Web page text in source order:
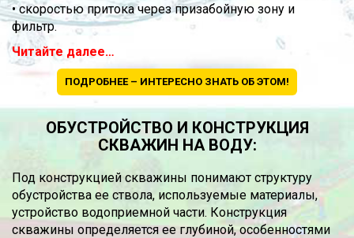
• скоростью притока через призабойную зону и
фильтр.
Читайте далее…
ПОДРОБНЕЕ – ИНТЕРЕСНО ЗНАТЬ ОБ ЭТОМ!
ОБУСТРОЙСТВО И КОНСТРУКЦИЯ
СКВАЖИН НА ВОДУ:
Под конструкцией скважины понимают структуру
обустройства ее ствола, используемые материалы,
устройство водоприемной части. Конструкция
скважины определяется ее глубиной, особенностями